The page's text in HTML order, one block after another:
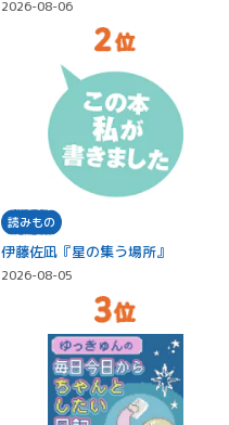
2026-08-06
読みもの
伊藤佐凪『星の集う場所』
2026-08-05